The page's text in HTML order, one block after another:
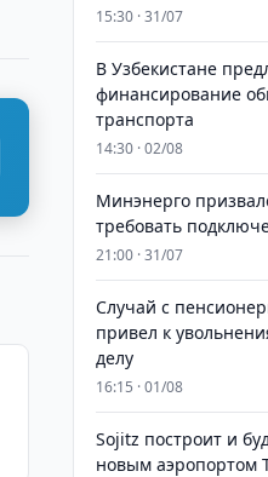
15:30 · 31/07
В Узбекистане
финансирование
транспорта
14:30 · 02/08
Минэнерго
требовать
21:00 · 31/07
Случай с
привел к
делу
16:15 · 01/08
Sojitz построит и
новым аэропортом